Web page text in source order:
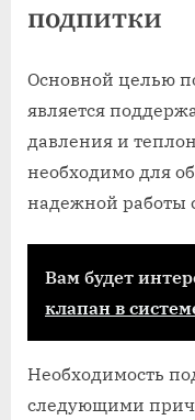
подпитки
Основной целью
является
давления и
необходимо для
надежной работы
Вам будет
клапан в
Необходимость
следующими